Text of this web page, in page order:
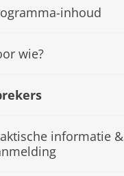
inhoud
wie?
informatie &